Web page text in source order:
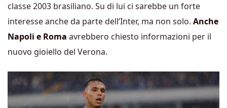
classe 2003 brasiliano. Su di lui ci sarebbe un forte
interesse anche da parte dell’Inter, ma non solo. Anche
Napoli e Roma avrebbero chiesto informazioni per il
nuovo gioiello del Verona.